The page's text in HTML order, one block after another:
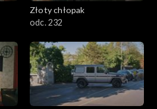
Złoty chłopak
odc. 232